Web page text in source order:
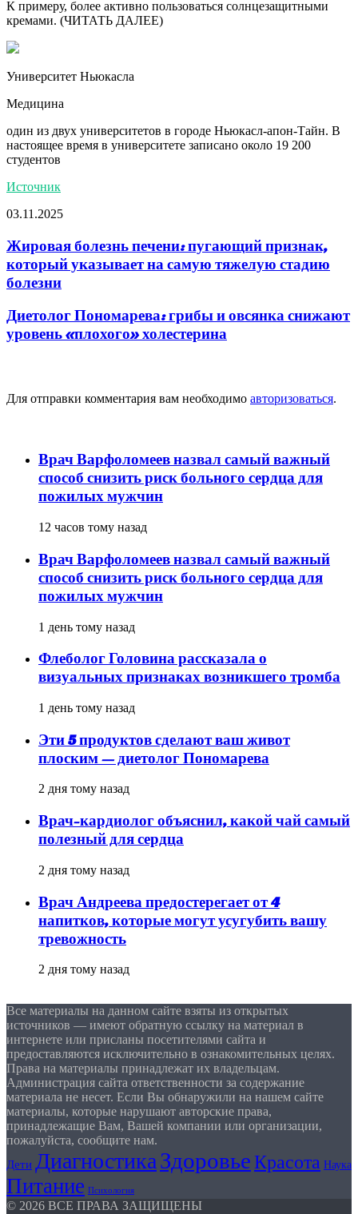
К примеру, более активно пользоваться солнцезащитными
кремами. (ЧИТАТЬ ДАЛЕЕ)
Университет Ньюкасла
Медицина
один из двух университетов в городе Ньюкасл-апон-Тайн. В
настоящее время в университете записано около 19 200
студентов
Источник
03.11.2025
Жировая болезнь печени: пугающий признак,
который указывает на самую тяжелую стадию
болезни
Диетолог Пономарева: грибы и овсянка снижают
уровень «плохого» холестерина
Для отправки комментария вам необходимо авторизоваться.
Врач Варфоломеев назвал самый важный
способ снизить риск больного сердца для
пожилых мужчин
12 часов тому назад
Врач Варфоломеев назвал самый важный
способ снизить риск больного сердца для
пожилых мужчин
1 день тому назад
Флеболог Головина рассказала о
визуальных признаках возникшего тромба
1 день тому назад
Эти 5 продуктов сделают ваш живот
плоским — диетолог Пономарева
2 дня тому назад
Врач-кардиолог объяснил, какой чай самый
полезный для сердца
2 дня тому назад
Врач Андреева предостерегает от 4
напитков, которые могут усугубить вашу
тревожность
2 дня тому назад
Все материалы на данном сайте взяты из открытых
источников — имеют обратную ссылку на материал в
интернете или присланы посетителями сайта и
предоставляются исключительно в ознакомительных целях.
Права на материалы принадлежат их владельцам.
Администрация сайта ответственности за содержание
материала не несет. Если Вы обнаружили на нашем сайте
материалы, которые нарушают авторские права,
принадлежащие Вам, Вашей компании или организации,
пожалуйста, сообщите нам.
Дети ДиагностикаЗдоровьеКрасота Наука
Питание Психология
© 2026 ВСЕ ПРАВА ЗАЩИЩЕНЫ